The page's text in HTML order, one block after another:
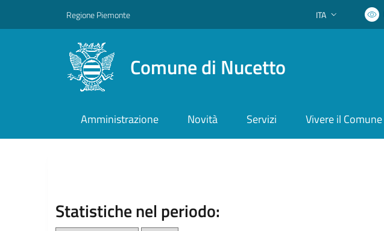
Regione Piemonte Lingua attiva:
ITA
Comune di Nucetto
Amministrazione Novità Servizi Vivere il Comune
Statistiche nel periodo: